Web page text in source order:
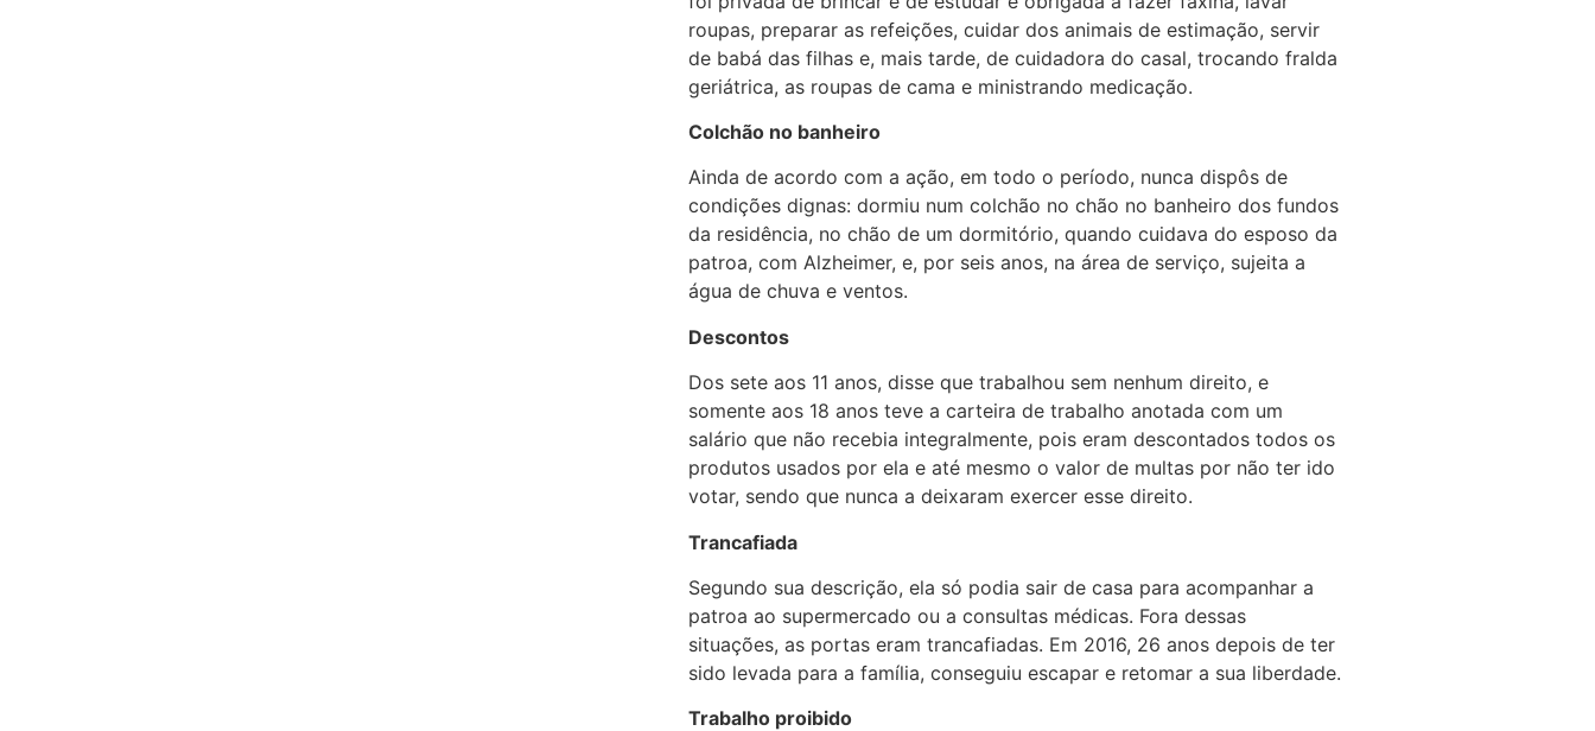
roupas, preparar as refeições, cuidar dos animais de estimação, servir
de babá das filhas e, mais tarde, de cuidadora do casal, trocando fralda
geriátrica, as roupas de cama e ministrando medicação.
Colchão no banheiro
Ainda de acordo com a ação, em todo o período, nunca dispôs de
condições dignas: dormiu num colchão no chão no banheiro dos fundos
da residência, no chão de um dormitório, quando cuidava do esposo da
patroa, com Alzheimer, e, por seis anos, na área de serviço, sujeita a
água de chuva e ventos.
Descontos
Dos sete aos 11 anos, disse que trabalhou sem nenhum direito, e
somente aos 18 anos teve a carteira de trabalho anotada com um
salário que não recebia integralmente, pois eram descontados todos os
produtos usados por ela e até mesmo o valor de multas por não ter ido
votar, sendo que nunca a deixaram exercer esse direito.
Trancafiada
Segundo sua descrição, ela só podia sair de casa para acompanhar a
patroa ao supermercado ou a consultas médicas. Fora dessas
situações, as portas eram trancafiadas. Em 2016, 26 anos depois de ter
sido levada para a família, conseguiu escapar e retomar a sua liberdade.
Trabalho proibido